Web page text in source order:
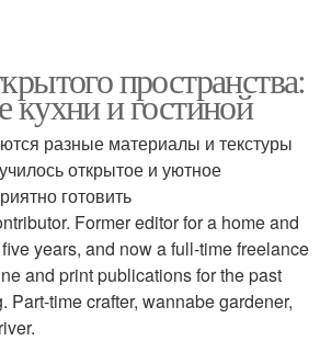
пространства:
кухни и гостиной
разные материалы и текстуры
открытое и уютное
готовить
Former editor for a home and
years, and now a full-time freelance
and print publications for the past
Part-time crafter, wannabe gardener,